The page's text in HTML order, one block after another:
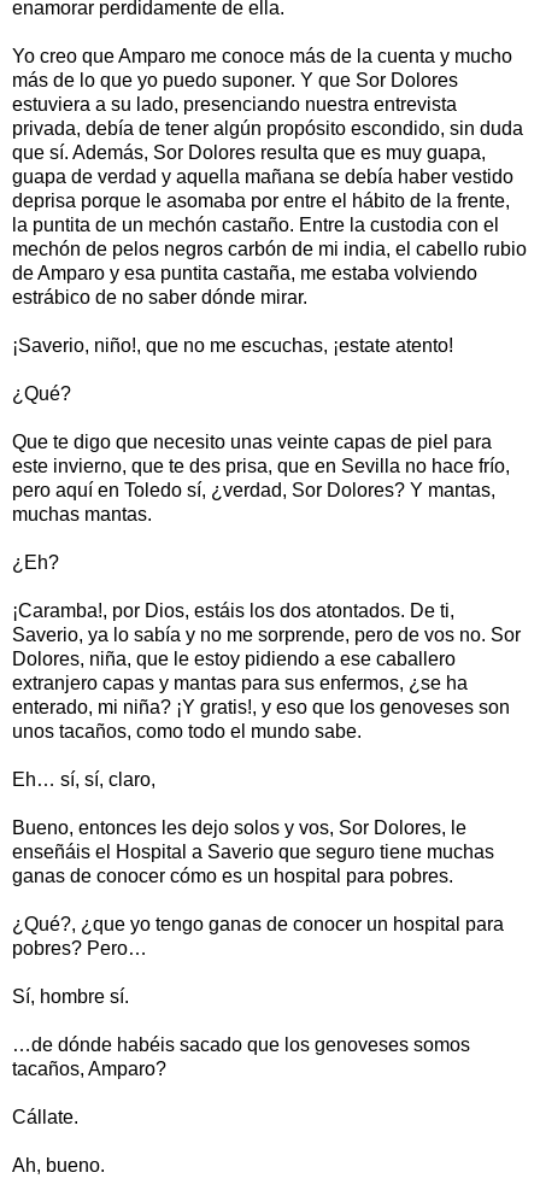
enamorar perdidamente de ella.
Yo creo que Amparo me conoce más de la cuenta y mucho
más de lo que yo puedo suponer. Y que Sor Dolores
estuviera a su lado, presenciando nuestra entrevista
privada, debía de tener algún propósito escondido, sin duda
que sí. Además, Sor Dolores resulta que es muy guapa,
guapa de verdad y aquella mañana se debía haber vestido
deprisa porque le asomaba por entre el hábito de la frente,
la puntita de un mechón castaño. Entre la custodia con el
mechón de pelos negros carbón de mi india, el cabello rubio
de Amparo y esa puntita castaña, me estaba volviendo
estrábico de no saber dónde mirar.
¡Saverio, niño!, que no me escuchas, ¡estate atento!
¿Qué?
Que te digo que necesito unas veinte capas de piel para
este invierno, que te des prisa, que en Sevilla no hace frío,
pero aquí en Toledo sí, ¿verdad, Sor Dolores? Y mantas,
muchas mantas.
¿Eh?
¡Caramba!, por Dios, estáis los dos atontados. De ti,
Saverio, ya lo sabía y no me sorprende, pero de vos no. Sor
Dolores, niña, que le estoy pidiendo a ese caballero
extranjero capas y mantas para sus enfermos, ¿se ha
enterado, mi niña? ¡Y gratis!, y eso que los genoveses son
unos tacaños, como todo el mundo sabe.
Eh… sí, sí, claro,
Bueno, entonces les dejo solos y vos, Sor Dolores, le
enseñáis el Hospital a Saverio que seguro tiene muchas
ganas de conocer cómo es un hospital para pobres.
¿Qué?, ¿que yo tengo ganas de conocer un hospital para
pobres? Pero…
Sí, hombre sí.
…de dónde habéis sacado que los genoveses somos
tacaños, Amparo?
Cállate.
Ah, bueno.